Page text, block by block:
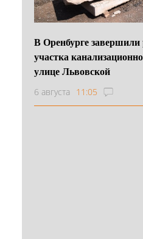
В Оренбурге
участка
улице Львовской
6 августа 11:05